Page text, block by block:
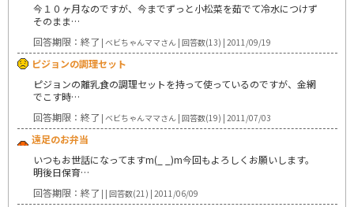
今１０ヶ月なのですが、今までずっと小松菜を茹でて冷水につけず
そのまま…
回答期限：終了 | ベビちゃんママさん | 回答数(13) | 2011/09/19
ピジョンの調理セット
ピジョンの離乳食の調理セットを持って使っているのですが、金網
でこす時…
回答期限：終了 | ベビちゃんママさん | 回答数(19) | 2011/07/03
遠足のお弁当
いつもお世話になってますm(_ _)m今回もよろしくお願いします。
明後日保育…
回答期限：終了 | | 回答数(21) | 2011/06/09